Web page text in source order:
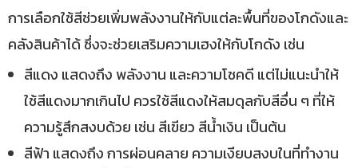
การเลือกใช้สีช่วยเพิ่มพลังงานให้กับแต่ละพื้นที่ของโกดังและ
คลังสินค้าได้ ซึ่งจะช่วยเสริมความเฮงให้กับโกดัง เช่น
สีแดง แสดงถึง พลังงาน และความโชคดี แต่ไม่แนะนำให้
ใช้สีแดงมากเกินไป ควรใช้สีแดงให้สมดุลกับสีอื่น ๆ ที่ให้
ความรู้สึกสงบด้วย เช่น สีเขียว สีน้ำเงิน เป็นต้น
สีฟ้า แสดงถึง การผ่อนคลาย ความเงียบสงบในที่ทำงาน